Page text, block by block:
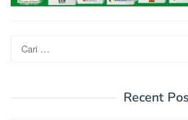
Cari
untuk:
Recent